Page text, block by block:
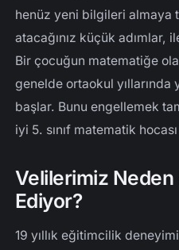
henüz yeni bilgileri almaya
atacağınız küçük adımlar,
Bir çocuğun matematiğe
genelde ortaokul yıllarında
başlar. Bunu engellemek
iyi 5. sınıf matematik
Velilerimiz Neden
Ediyor?
19 yıllık eğitimcilik